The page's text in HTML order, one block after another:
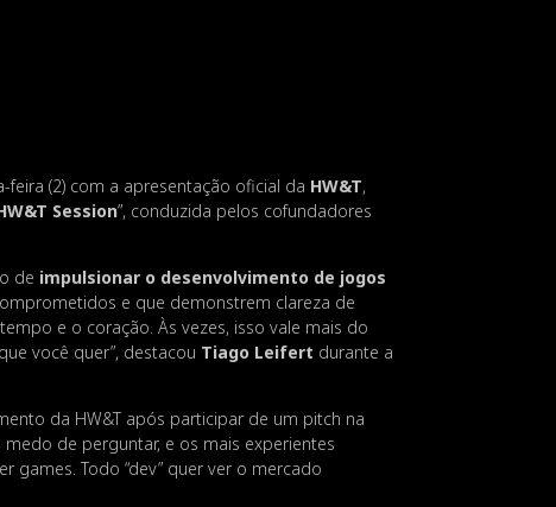
(2) com a apresentação oficial da HW&T,
Session”, conduzida pelos cofundadores
de impulsionar o desenvolvimento de jogos
e que demonstrem clareza de
e o coração. Às vezes, isso vale mais do
você quer”, destacou Tiago Leifert durante a
da HW&T após participar de um pitch na
de perguntar, e os mais experientes
games. Todo “dev” quer ver o mercado